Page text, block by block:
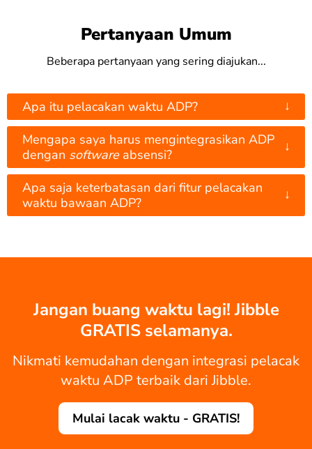
Pertanyaan Umum
Beberapa pertanyaan yang sering diajukan...
Apa itu pelacakan waktu ADP? ↓
Mengapa saya harus mengintegrasikan ADP
dengan softwareabsensi?
↓
Apa saja keterbatasan dari fitur pelacakan
waktu bawaan ADP?
↓
Jangan buang waktu lagi! Jibble
GRATIS selamanya.
Nikmati kemudahan dengan integrasi pelacak
waktu ADP terbaik dari Jibble.
Mulai lacak waktu - GRATIS!